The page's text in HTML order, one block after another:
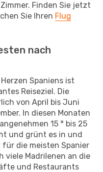
Finden Sie jetzt
Sie Ihren Flug
nach
Spaniens ist
Reiseziel. Die
von April bis Juni
In diesen Monaten
15 ° bis 25
und grünt es in und
die meisten Spanier
viele Madrilenen an die
und Restaurants